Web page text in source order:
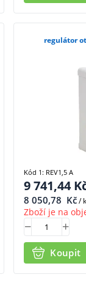
regulátor
9 741,44
8 050,78 Kč/
Zboží je na
Koupit
Kód 1: REV1,5 A